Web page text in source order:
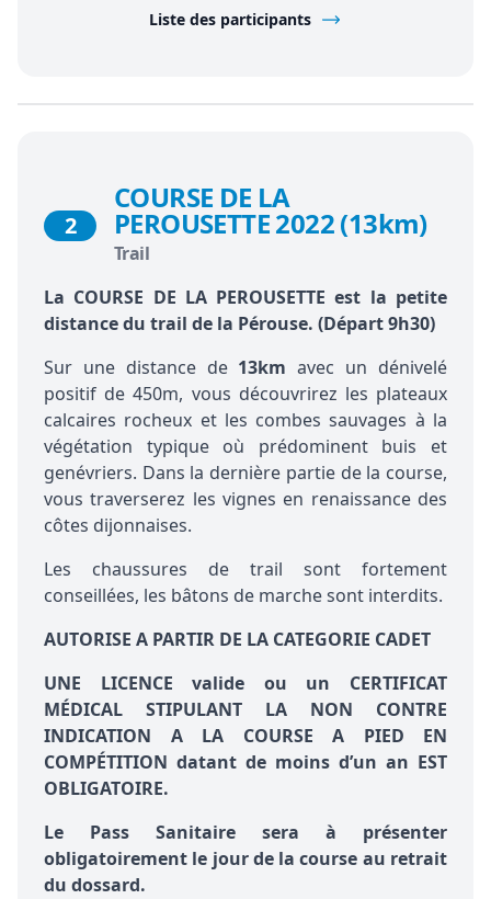
Liste des participants
2
COURSE DE LA
PEROUSETTE 2022 (13km)
Trail
La COURSE DE LA PEROUSETTE est la petite
distance du trail de la Pérouse. (Départ 9h30)
Sur une distance de 13km avec un dénivelé
positif de 450m, vous découvrirez les plateaux
calcaires rocheux et les combes sauvages à la
végétation typique où prédominent buis et
genévriers. Dans la dernière partie de la course,
vous traverserez les vignes en renaissance des
côtes dijonnaises.
Les chaussures de trail sont fortement
conseillées, les bâtons de marche sont interdits.
AUTORISE A PARTIR DE LA CATEGORIE CADET
UNE LICENCE valide ou un CERTIFICAT
MÉDICAL STIPULANT LA NON CONTRE
INDICATION A LA COURSE A PIED EN
COMPÉTITION datant de moins d’un an EST
OBLIGATOIRE.
Le Pass Sanitaire sera à présenter
obligatoirement le jour de la course au retrait
du dossard.